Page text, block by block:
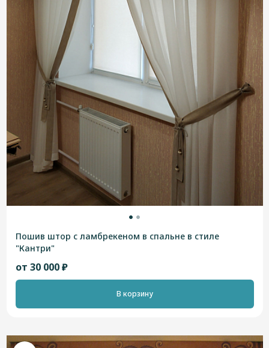
Пошив штор с ламбрекеном в спальне в стиле
"Кантри"
от 30 000 ₽
В корзину